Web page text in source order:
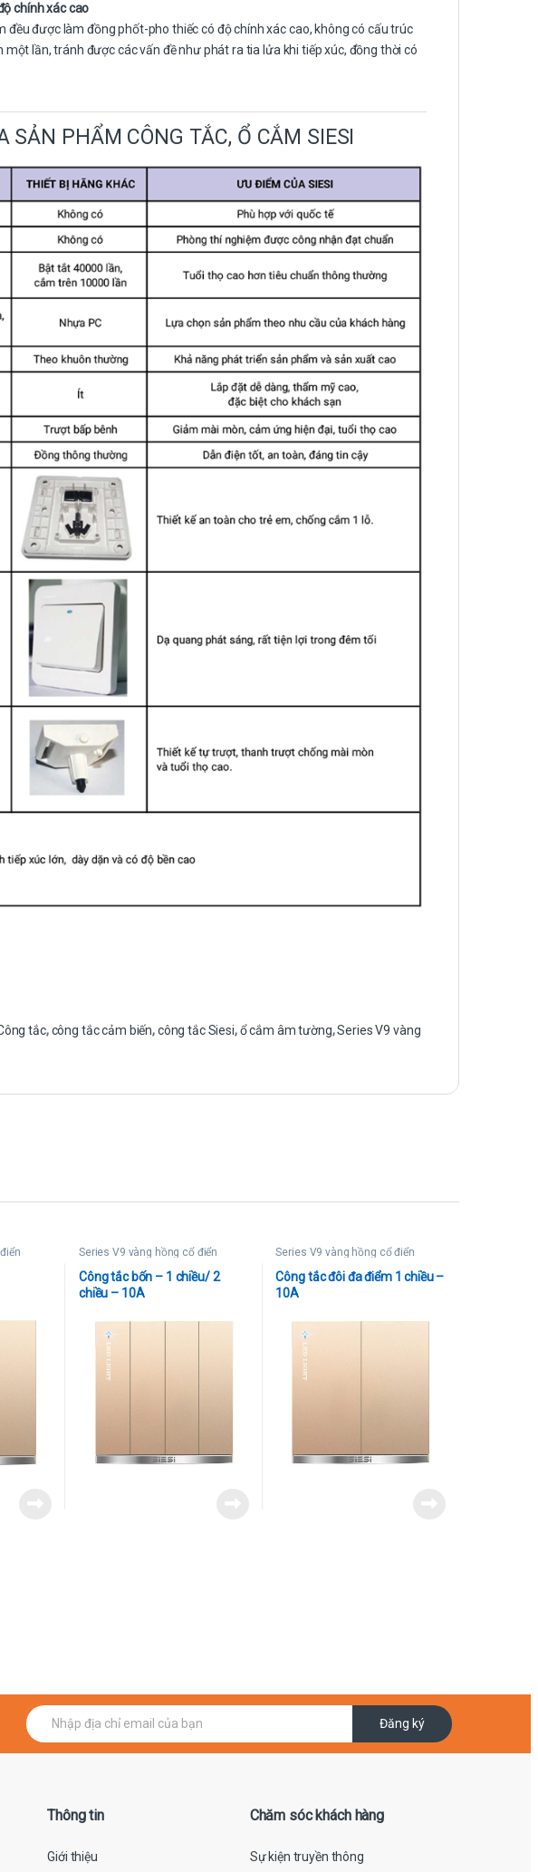
chính xác cao
đều được làm đồng phốt-pho thiếc có độ chính xác cao, không có cấu trúc
lần, tránh được các vấn đề như phát ra tia lửa khi tiếp xúc, đồng thời có
PHẨM CÔNG TẮC, Ổ CẮM SIESI
tắc,công tắc cảm biến,công tắc Siesi,ổ cắm âm tường,Series V9 vàng
Series V9 vàng hồng cổ điển
Công tắc bốn – 1 chiều/ 2
chiều – 10A
Series V9 vàng hồng cổ điển
Công tắc đôi đa điểm 1 chiều –
10A
E
m
Đăng ký
Thông tin
Giới thiệu
Chăm sóc khách hàng
Sự kiện truyền thông